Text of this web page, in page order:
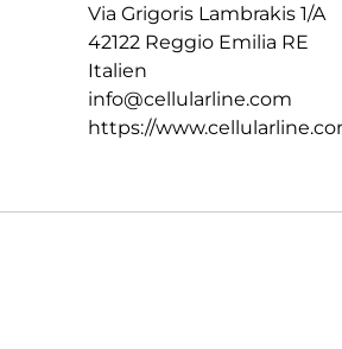
Via Grigoris Lambrakis 1/A
42122 Reggio Emilia RE
Italien
info@cellularline.com
https://